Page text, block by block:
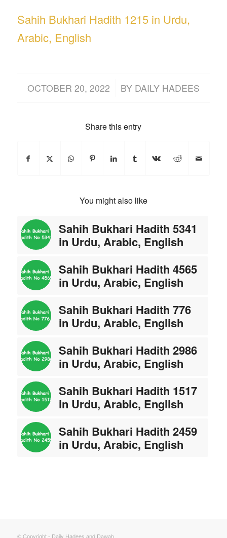
Sahih Bukhari Hadith 1215 in Urdu,
Arabic, English
OCTOBER 20, 2022
/ BY DAILY HADEES
Share this entry
You might also like
Sahih Bukhari Hadith 5341
in Urdu, Arabic, English
Sahih Bukhari Hadith 4565
in Urdu, Arabic, English
Sahih Bukhari Hadith 776
in Urdu, Arabic, English
Sahih Bukhari Hadith 2986
in Urdu, Arabic, English
Sahih Bukhari Hadith 1517
in Urdu, Arabic, English
Sahih Bukhari Hadith 2459
in Urdu, Arabic, English
© Copyright - Daily Hadees and Dawah